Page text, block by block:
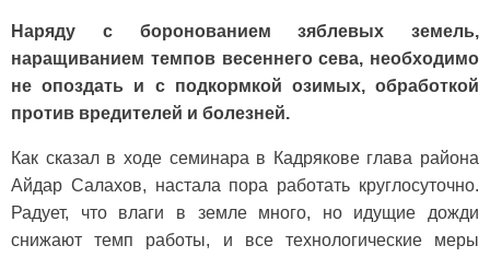
Наряду с боронованием зяблевых земель,
наращиванием темпов весеннего сева, необходимо
не опоздать и с подкормкой озимых, обработкой
против вредителей и болезней.
Как сказал в ходе семинара в Кадрякове глава района
Айдар Салахов, настала пора работать круглосуточно.
Радует, что влаги в земле много, но идущие дожди
снижают темп работы, и все тех­нологические меры